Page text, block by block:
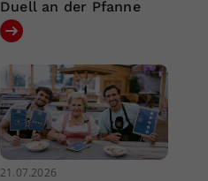
Duell an der Pfanne
21.07.2026